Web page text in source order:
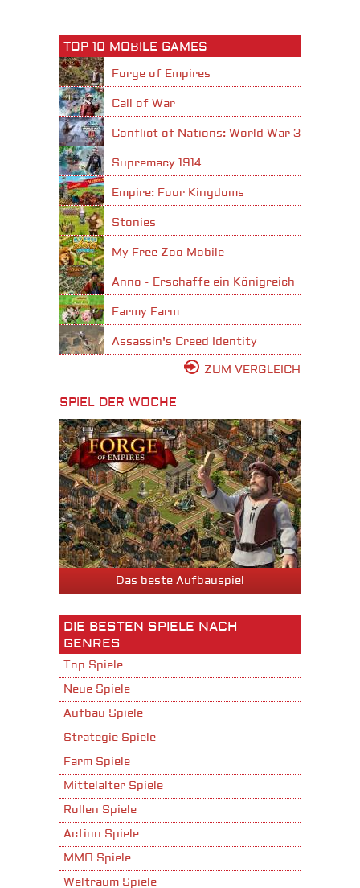
TOP 10 MOBILE GAMES
Forge of Empires
Call of War
Conflict of Nations: World War 3
Supremacy 1914
Empire: Four Kingdoms
Stonies
My Free Zoo Mobile
Anno - Erschaffe ein Königreich
Farmy Farm
Assassin's Creed Identity
ZUM VERGLEICH
SPIEL DER WOCHE
Das beste Aufbauspiel
DIE BESTEN SPIELE NACH
GENRES
Top Spiele
Neue Spiele
Aufbau Spiele
Strategie Spiele
Farm Spiele
Mittelalter Spiele
Rollen Spiele
Action Spiele
MMO Spiele
Weltraum Spiele